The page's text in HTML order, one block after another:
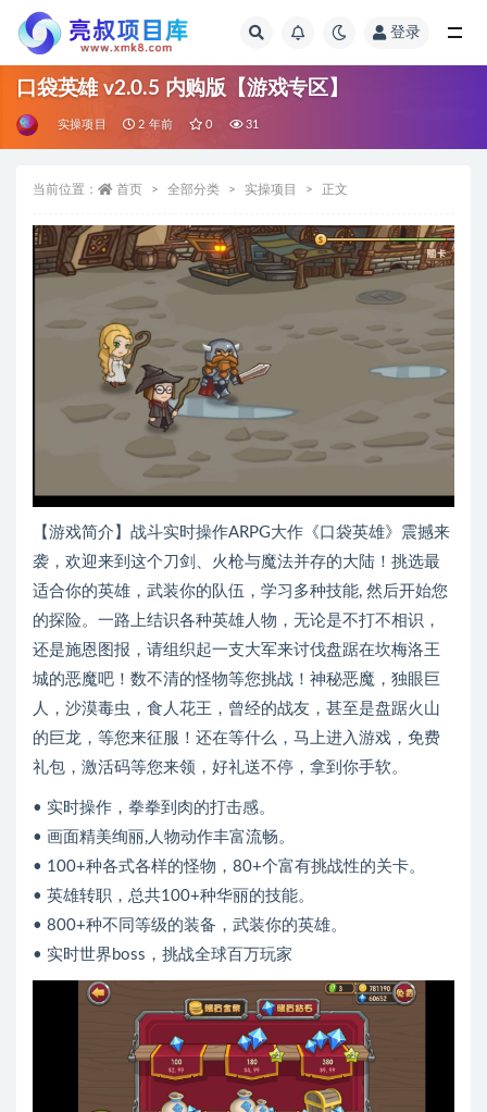
登录
口袋英雄 v2.0.5 内购版【游戏专区】
实操项目 2 年前 0 31
当前位置： 首页 全部分类 实操项目 正文
【游戏简介】战斗实时操作ARPG大作《口袋英雄》震撼来
袭，欢迎来到这个刀剑、火枪与魔法并存的大陆！挑选最
适合你的英雄，武装你的队伍，学习多种技能, 然后开始您
的探险。一路上结识各种英雄人物，无论是不打不相识，
还是施恩图报，请组织起一支大军来讨伐盘踞在坎梅洛王
城的恶魔吧！数不清的怪物等您挑战！神秘恶魔，独眼巨
人，沙漠毒虫，食人花王，曾经的战友，甚至是盘踞火山
的巨龙，等您来征服！还在等什么，马上进入游戏，免费
礼包，激活码等您来领，好礼送不停，拿到你手软。
• 实时操作，拳拳到肉的打击感。
• 画面精美绚丽,人物动作丰富流畅。
• 100+种各式各样的怪物，80+个富有挑战性的关卡。
• 英雄转职，总共100+种华丽的技能。
• 800+种不同等级的装备，武装你的英雄。
• 实时世界boss，挑战全球百万玩家